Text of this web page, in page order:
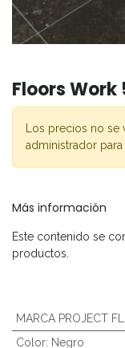
Floors Work
Los precios no se
administrador
Más información
Este contenido se
productos.
MARCA PROJECT
Color: Negro